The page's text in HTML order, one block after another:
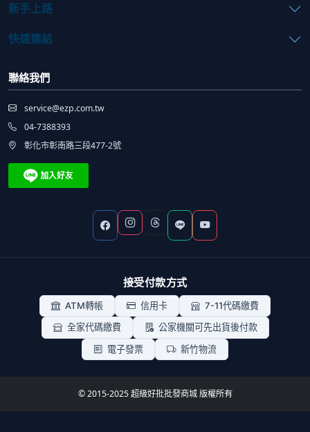
新手上路
快速連結
聯絡我們
service@ezp.com.tw
04-7388393
彰化市彰南路三段477-2號
接受付款方式
ATM轉帳 信用卡
7-11代碼繳費
全家代碼繳費
公家機關可先出貨後付款
電子發票
新竹物流
© 2015-2025 超級好批批發商城 版權所有